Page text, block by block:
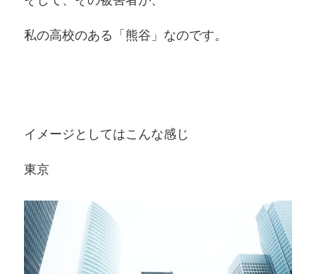
私の高校のある「熊谷」なのです。
イメージとしてはこんな感じ
東京